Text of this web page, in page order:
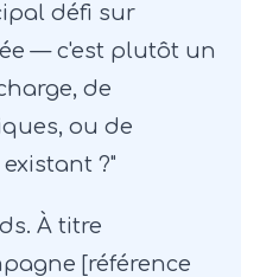
défi sur
— c'est plutôt un
de
ou de
?"
À titre
[référence